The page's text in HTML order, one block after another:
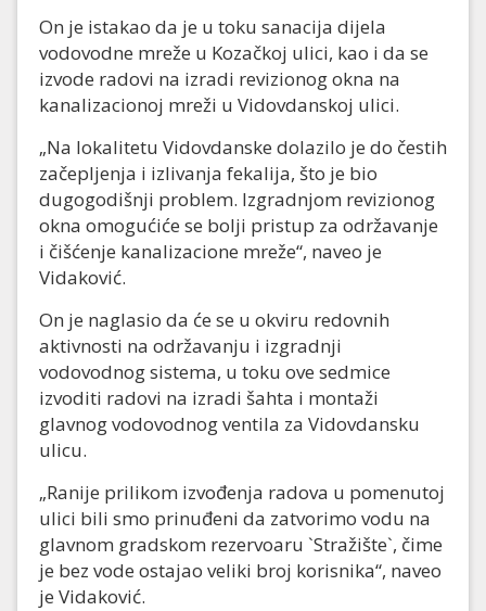
On je istakao da je u toku sanacija dijela
vodovodne mreže u Kozačkoj ulici, kao i da se
izvode radovi na izradi revizionog okna na
kanalizacionoj mreži u Vidovdanskoj ulici.
„Na lokalitetu Vidovdanske dolazilo je do čestih
začepljenja i izlivanja fekalija, što je bio
dugogodišnji problem. Izgradnjom revizionog
okna omogućiće se bolji pristup za održavanje
i čišćenje kanalizacione mreže“, naveo je
Vidaković.
On je naglasio da će se u okviru redovnih
aktivnosti na održavanju i izgradnji
vodovodnog sistema, u toku ove sedmice
izvoditi radovi na izradi šahta i montaži
glavnog vodovodnog ventila za Vidovdansku
ulicu.
„Ranije prilikom izvođenja radova u pomenutoj
ulici bili smo prinuđeni da zatvorimo vodu na
glavnom gradskom rezervoaru `Stražište`, čime
je bez vode ostajao veliki broj korisnika“, naveo
je Vidaković.